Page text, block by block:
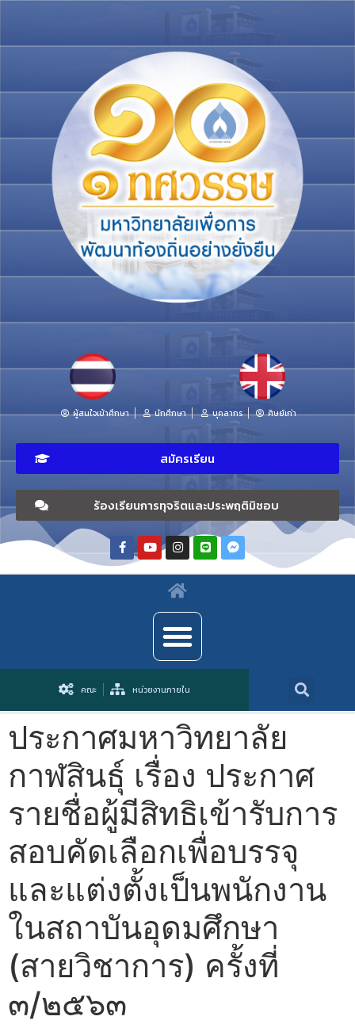
ผู้สนใจเข้าศึกษา นักศึกษา บุคลากร ศิษย์เก่า
สมัครเรียน
ร้องเรียนการทุจริตและประพฤติมิชอบ
คณะ หน่วยงานภายใน
ประกาศมหาวิทยาลัย
กาฬสินธุ์ เรื่อง ประกาศ
รายชื่อผู้มีสิทธิเข้ารับการ
สอบคัดเลือกเพื่อบรรจุ
และแต่งตั้งเป็นพนักงาน
ในสถาบันอุดมศึกษา
(สายวิชาการ) ครั้งที่
๓/๒๕๖๓